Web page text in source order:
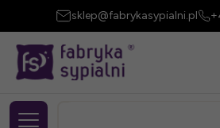
sklep@fabrykasypialni.pl